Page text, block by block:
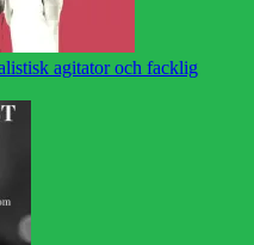
agitator och facklig